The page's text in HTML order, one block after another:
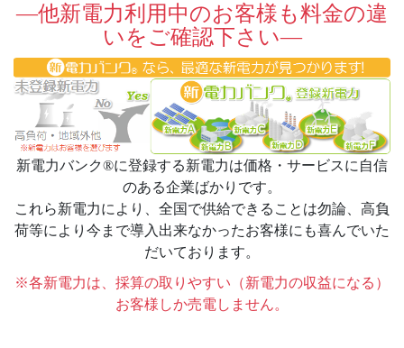
—他新電力利用中のお客様も料金の違
いをご確認下さい—
新電力バンク®に登録する新電力は価格・サービスに自信
のある企業ばかりです。
これら新電力により、全国で供給できることは勿論、高負
荷等により今まで導入出来なかったお客様にも喜んでいた
だいております。
※各新電力は、採算の取りやすい（新電力の収益になる）
お客様しか売電しません。